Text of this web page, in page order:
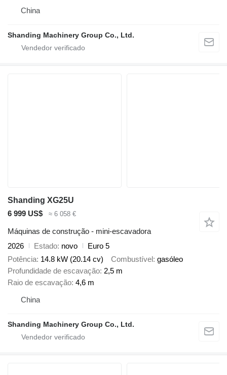
China
Shanding Machinery Group Co., Ltd.
Shanding XG25U
6 999 US$
≈ 6 058 €
Máquinas de construção - mini-escavadora
2026
Estado novo
Euro 5
Potência 14.8 kW (20.14 cv) Combustível gasóleo
Profundidade de escavação 2,5 m
Raio de escavação 4,6 m
China
Shanding Machinery Group Co., Ltd.